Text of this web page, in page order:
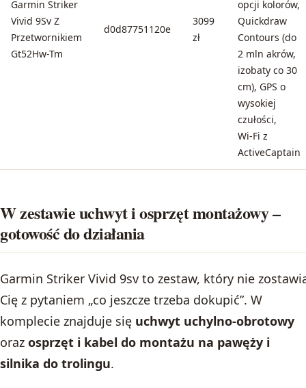
Garmin Striker
Vivid 9Sv Z
Przetwornikiem
Gt52Hw-Tm
d0d87751120e
3099
zł
opcji kolorów,
Quickdraw
Contours (do
2 mln akrów,
izobaty co 30
cm), GPS o
wysokiej
czułości,
Wi‑Fi z
ActiveCaptain
W zestawie uchwyt i osprzęt montażowy –
gotowość do działania
Garmin Striker Vivid 9sv to zestaw, który nie
Cię z pytaniem „co jeszcze trzeba dokupić”. W
komplecie znajduje się uchwyt uchylno‑obrotowy
oraz osprzęt i kabel do montażu na pawęży i
silnika do trolingu.